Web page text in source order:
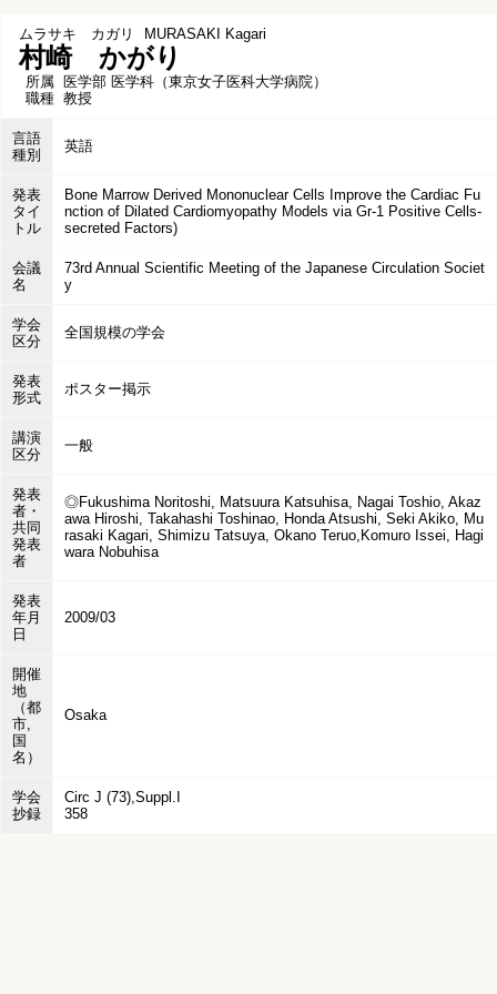
ムラサキ カガリ MURASAKI Kagari
村崎 かがり
所属 医学部 医学科（東京女子医科大学病院）
職種 教授
言語
種別
英語
発表
タイ
トル
Bone Marrow Derived Mononuclear Cells Improve the Cardiac Fu
nction of Dilated Cardiomyopathy Models via Gr-1 Positive Cells-
secreted Factors)
会議
名
73rd Annual Scientific Meeting of the Japanese Circulation Societ
y
学会
区分
全国規模の学会
発表
形式
ポスター掲示
講演
区分
一般
発表
者・
共同
発表
者
◎Fukushima Noritoshi, Matsuura Katsuhisa, Nagai Toshio, Akaz
awa Hiroshi, Takahashi Toshinao, Honda Atsushi, Seki Akiko, Mu
rasaki Kagari, Shimizu Tatsuya, Okano Teruo,Komuro Issei, Hagi
wara Nobuhisa
発表
年月
日
2009/03
開催
地
（都
市,
国
名）
Osaka
学会
抄録
Circ J (73),Suppl.I
358